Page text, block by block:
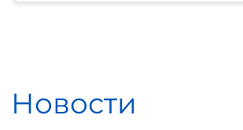
Новости